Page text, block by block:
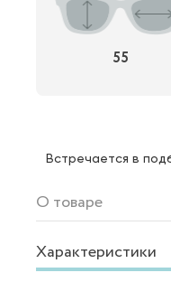
55
Встречается в
О товаре
Характеристики